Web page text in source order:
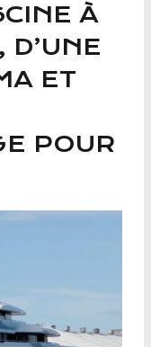
À
D’UNE
ET
POUR